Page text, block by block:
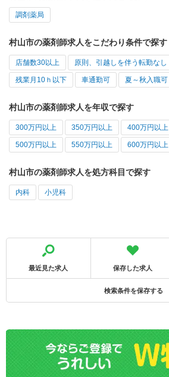
調剤薬局
村山市の薬剤師求人をこだわり条件で探す
店舗数30以上 原則、引越しを伴う転勤なし
残業月10ｈ以下 車通勤可 夏～秋入職可
村山市の薬剤師求人を年収で探す
300万円以上 350万円以上 400万円以上
500万円以上 550万円以上 600万円以上
村山市の薬剤師求人を処方科目で探す
内科 小児科
最近見た求人 保存した求人
検索条件を保存する